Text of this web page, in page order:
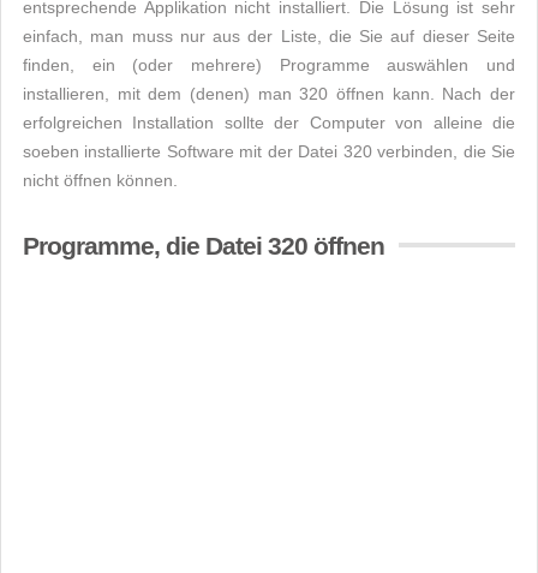
entsprechende Applikation nicht installiert. Die Lösung ist sehr
einfach, man muss nur aus der Liste, die Sie auf dieser Seite
finden, ein (oder mehrere) Programme auswählen und
installieren, mit dem (denen) man 320 öffnen kann. Nach der
erfolgreichen Installation sollte der Computer von alleine die
soeben installierte Software mit der Datei 320 verbinden, die Sie
nicht öffnen können.
Programme, die Datei 320 öffnen